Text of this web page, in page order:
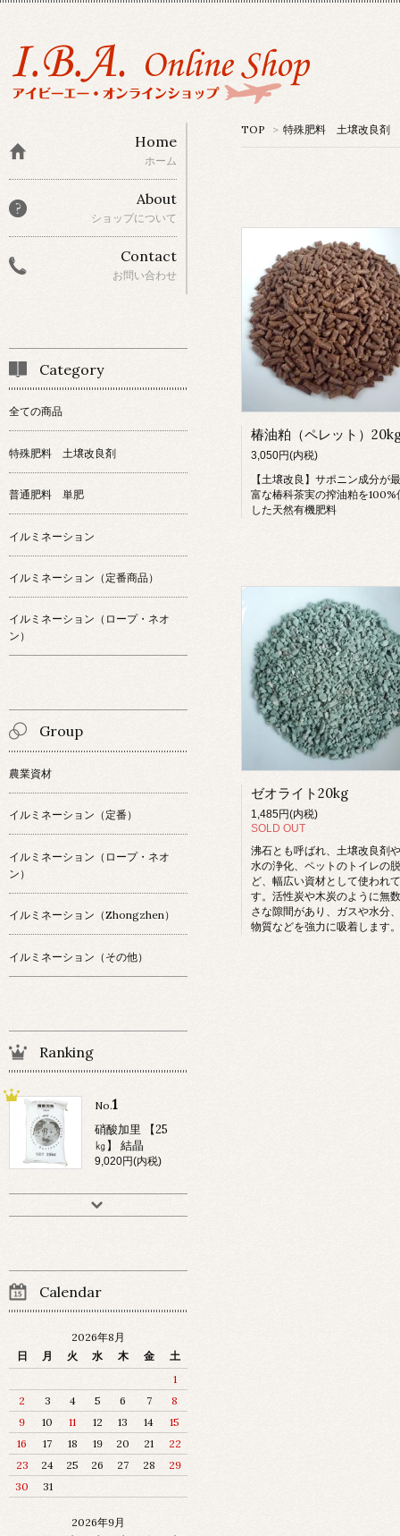
TOP > 特殊肥料 土壌改良剤
椿油粕（ペレット）
3,050円(内税)
【土壌改良】サポニン成分が
富な椿科茶実の搾油粕を100%
した天然有機肥料
ゼオライト20kg
1,485円(内税)
SOLD OUT
沸石とも呼ばれ、土壌改良剤
水の浄化、ペットのトイレの
ど、幅広い資材として使われ
す。活性炭や木炭のように無
さな隙間があり、ガスや水分
物質などを強力に吸着します。
Home
ホーム
About
ショップについて
Contact
お問い合わせ
Category
全ての商品
特殊肥料 土壌改良剤
普通肥料 単肥
イルミネーション
イルミネーション（定番商品）
イルミネーション（ロープ・ネオ
ン）
Group
農業資材
イルミネーション（定番）
イルミネーション（ロープ・ネオ
ン）
イルミネーション（Zhongzhen）
イルミネーション（その他）
Ranking
No.1
硝酸加里 【25
㎏】 結晶
9,020円(内税)
Calendar
2026年8月
日
月 火 水 木 金
土
1
2
3 4 5 6 7
8
9
10 11 12 13 14
15
16
17 18 19 20 21
22
23
24 25 26 27 28
29
30
31
2026年9月